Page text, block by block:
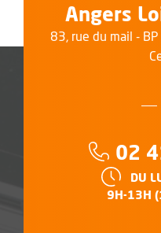
Angers
83, rue du mail -
02
DU
9H-13H